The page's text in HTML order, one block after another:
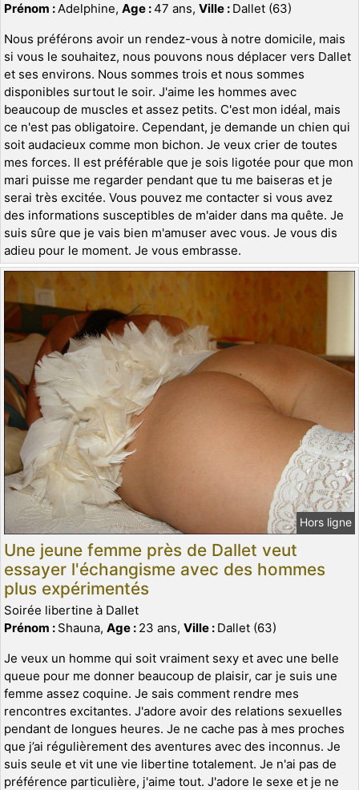
Prénom :Adelphine, Age :47 ans, Ville : Dallet (63)
Nous préférons avoir un rendez-vous à notre domicile, mais
si vous le souhaitez, nous pouvons nous déplacer vers Dallet
et ses environs. Nous sommes trois et nous sommes
disponibles surtout le soir. J'aime les hommes avec
beaucoup de muscles et assez petits. C'est mon idéal, mais
ce n'est pas obligatoire. Cependant, je demande un chien qui
soit audacieux comme mon bichon. Je veux crier de toutes
mes forces. Il est préférable que je sois ligotée pour que mon
mari puisse me regarder pendant que tu me baiseras et je
serai très excitée. Vous pouvez me contacter si vous avez
des informations susceptibles de m'aider dans ma quête. Je
suis sûre que je vais bien m'amuser avec vous. Je vous dis
adieu pour le moment. Je vous embrasse.
Hors ligne
Une jeune femme près de Dallet veut
essayer l'échangisme avec des hommes
plus expérimentés
Soirée libertine à Dallet
Prénom : Shauna, Age : 23 ans, Ville : Dallet (63)
Je veux un homme qui soit vraiment sexy et avec une belle
queue pour me donner beaucoup de plaisir, car je suis une
femme assez coquine. Je sais comment rendre mes
rencontres excitantes. J'adore avoir des relations sexuelles
pendant de longues heures. Je ne cache pas à mes proches
que j’ai régulièrement des aventures avec des inconnus. Je
suis seule et vit une vie libertine totalement. Je n'ai pas de
préférence particulière, j'aime tout. J'adore le sexe et je ne